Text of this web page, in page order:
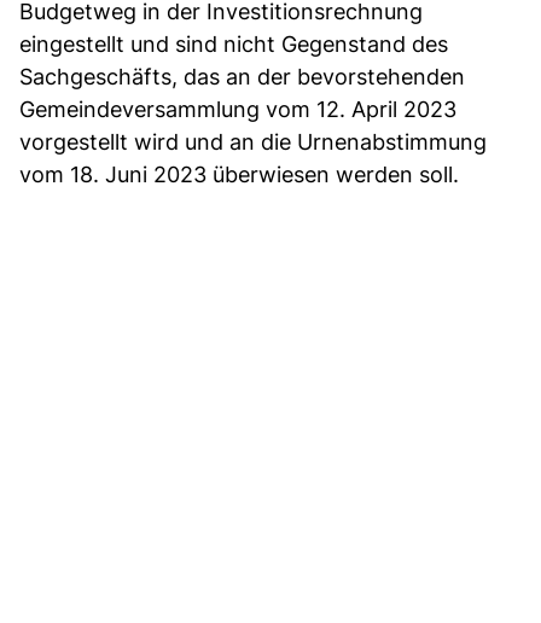
Budgetweg in der Investitionsrechnung
eingestellt und sind nicht Gegenstand des
Sachgeschäfts, das an der bevorstehenden
Gemeindeversammlung vom 12. April 2023
vorgestellt wird und an die Urnenabstimmung
vom 18. Juni 2023 überwiesen werden soll.